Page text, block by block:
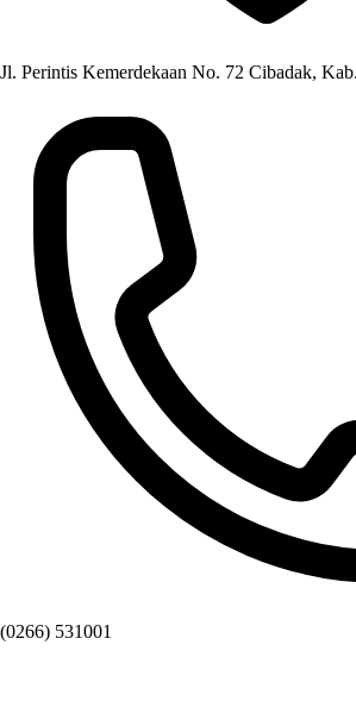
Jl. Perintis Kemerdekaan No. 72 Cibadak,
(0266) 531001